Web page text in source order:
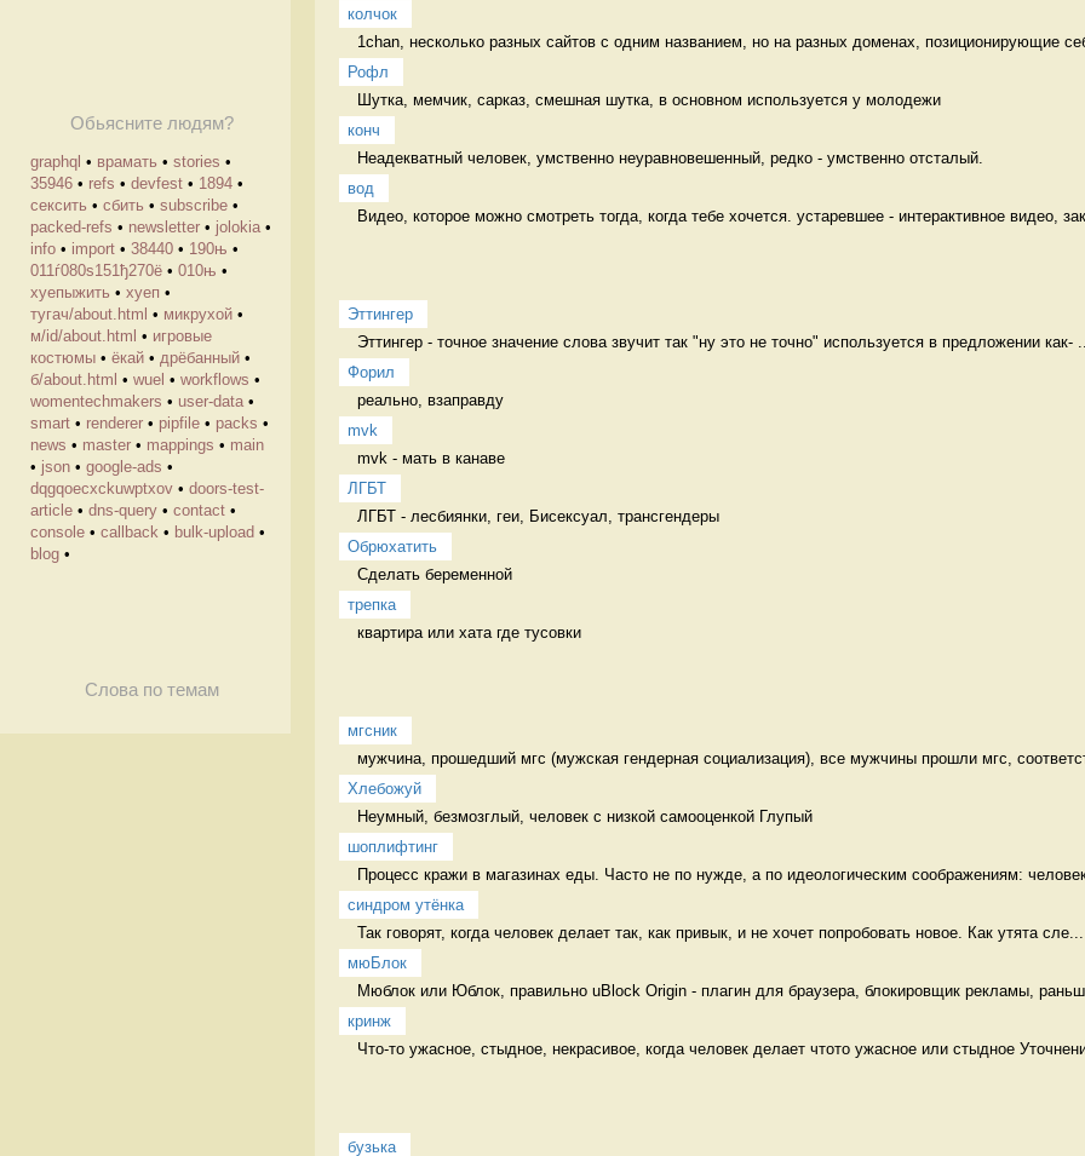
Обьясните людям?
graphql • врамать • stories •
35946 • refs • devfest • 1894 •
сексить • сбить • subscribe •
packed-refs • newsletter • jolokia •
info • import • 38440 • 190њ •
011ѓ080ѕ151ђ270ё • 010њ •
хуепыжить • хуеп •
тугач/about.html • микрухой •
м/id/about.html • игровые
костюмы • ёкай • дрёбанный •
б/about.html • wuel • workflows •
womentechmakers • user-data •
smart • renderer • pipfile • packs •
news • master • mappings • main
• json • google-ads •
dqgqoecxckuwptxov • doors-test-
article • dns-query • contact •
console • callback • bulk-upload •
blog •
Слова по темам
колчок
1chan, несколько разных сайтов с одним названием, но на разных доменах, позиционирующие
Рофл
Шутка, мемчик, сарказ, смешная шутка, в основном используется у молодежи
конч
Неадекватный человек, умственно неуравновешенный, редко - умственно отсталый.
вод
Видео, которое можно смотреть тогда, когда тебе хочется. устаревшее - интерактивное видео,
Эттингер
Эттингер - точное значение слова звучит так "ну это не точно" используется в предложении как- ...
Форил
реально, взаправду
mvk
mvk - мать в канаве
ЛГБТ
ЛГБТ - лесбиянки, геи, Бисексуал, трансгендеры
Обрюхатить
Сделать беременной
трепка
квартира или хата где тусовки
мгсник
мужчина, прошедший мгс (мужская гендерная социализация), все мужчины прошли мгс,
Хлебожуй
Неумный, безмозглый, человек с низкой самооценкой Глупый
шоплифтинг
Процесс кражи в магазинах еды. Часто не по нужде, а по идеологическим соображениям: человек
синдром утёнка
Так говорят, когда человек делает так, как привык, и не хочет попробовать новое. Как утята сле...
мюБлок
Мюблок или Юблок, правильно uBlock Origin - плагин для браузера, блокировщик рекламы,
кринж
Что-то ужасное, стыдное, некрасивое, когда человек делает чтото ужасное или стыдное
бузька